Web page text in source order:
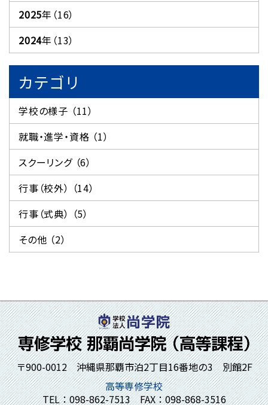
2025年（16）
2024年（13）
カテゴリ
学校の様子 （11）
就職・進学・資格 （1）
スクーリング （6）
行事（校外） （14）
行事（式典） （5）
その他 （2）
〒900-0012 沖縄県那覇市泊2丁目16番地の3 別館2F
高等専修学校
TEL：098-862-7513 FAX：098-868-3516